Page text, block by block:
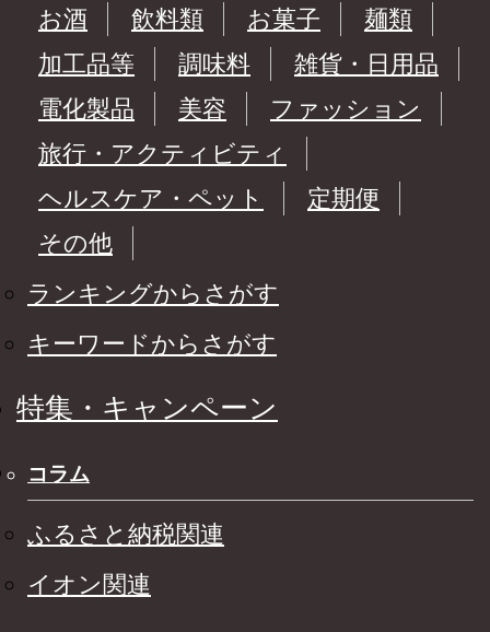
お酒
飲料類 お菓子
麺類
加工品等
調味料
雑貨・日用品
電化製品
美容
ファッション
旅行・アクティビティ
ヘルスケア・ペット
定期便
その他
ランキングからさがす
キーワードからさがす
特集・キャンペーン
コラム
ふるさと納税関連
イオン関連